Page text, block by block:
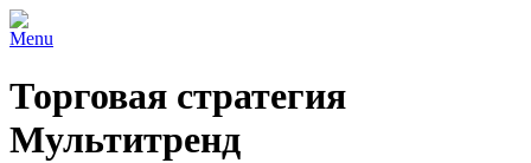
Menu
Торговая стратегия
Мультитренд